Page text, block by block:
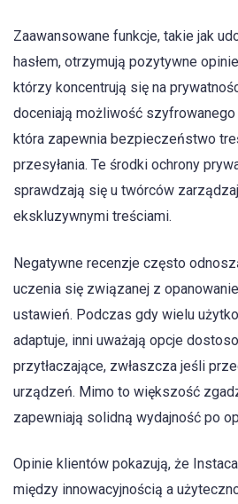
Zaawansowane funkcje, takie jak
hasłem, otrzymują pozytywne
którzy koncentrują się na
doceniają możliwość szyfrowanego
która zapewnia bezpieczeństwo
przesyłania. Te środki ochrony
sprawdzają się u twórców
ekskluzywnymi treściami.
Negatywne recenzje często
uczenia się związanej z
ustawień. Podczas gdy wielu
adaptuje, inni uważają opcje
przytłaczające, zwłaszcza jeśli
urządzeń. Mimo to większość
zapewniają solidną wydajność po
Opinie klientów pokazują, że
między innowacyjnością a